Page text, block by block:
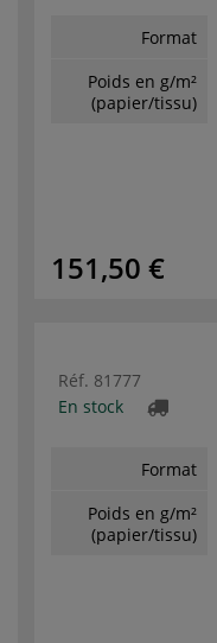
Format
Poids en g/m²
(papier/tissu)
151,50 €
Réf. 81777
En stock
Format
Poids en g/m²
(papier/tissu)